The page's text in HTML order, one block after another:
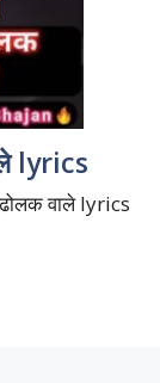
lyrics
वाले lyrics